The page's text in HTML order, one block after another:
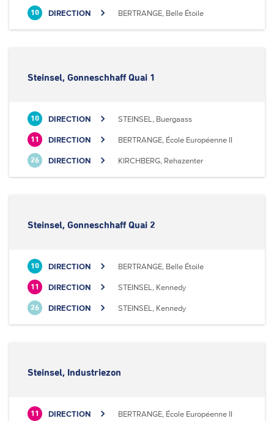
10 DIRECTION BERTRANGE, Belle Étoile
Steinsel, Gonneschhaff Quai 1
10 DIRECTION STEINSEL, Buergaass
11 DIRECTION BERTRANGE, École Européenne II
26 DIRECTION KIRCHBERG, Rehazenter
Steinsel, Gonneschhaff Quai 2
10 DIRECTION BERTRANGE, Belle Étoile
11 DIRECTION STEINSEL, Kennedy
26 DIRECTION STEINSEL, Kennedy
Steinsel, Industriezon
11 DIRECTION BERTRANGE, École Européenne II